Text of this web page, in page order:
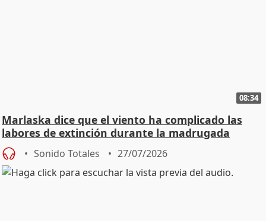
08:34
Marlaska dice que el viento ha complicado las
labores de extinción durante la madrugada
Sonido Totales 27/07/2026